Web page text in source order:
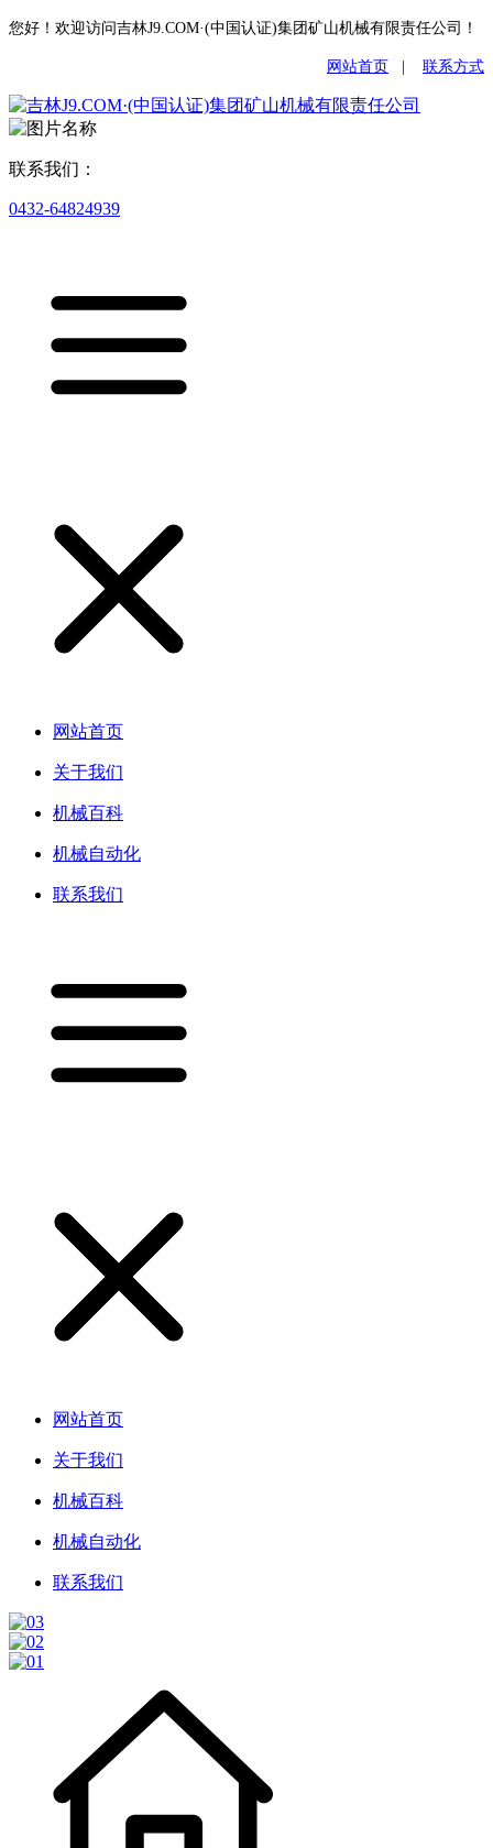
您好！欢迎访问吉林J9.COM·(中国认证)集团矿山机械有限责任公司！
网站首页 联系方式
联系我们：
0432-64824939
网站首页
关于我们
机械百科
机械自动化
联系我们
网站首页
关于我们
机械百科
机械自动化
联系我们